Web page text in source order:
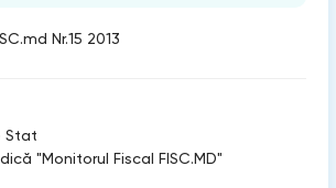
Nr.15 2013
Stat
"Monitorul Fiscal FISC.MD"